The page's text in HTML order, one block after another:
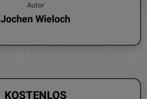
Autor
Jochen Wieloch
KOSTENLOS